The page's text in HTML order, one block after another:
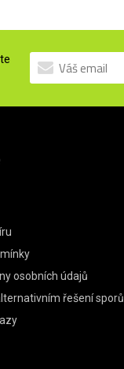
osobních údajů
řešení sporů